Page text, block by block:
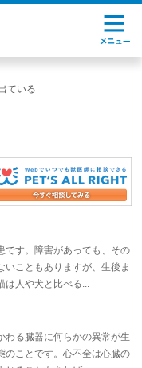
ている
です。障害があっても、その
こともありますが、生後ま
は人や犬と比べる...
わる臓器に何らかの異常が生
のことです。心不全は心臓の